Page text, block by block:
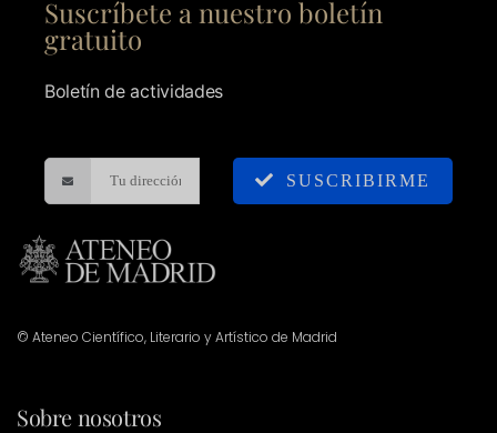
Suscríbete a nuestro boletín
gratuito
Boletín de actividades
SUSCRIBIRME
© Ateneo Científico, Literario y Artístico de Madrid
Sobre nosotros